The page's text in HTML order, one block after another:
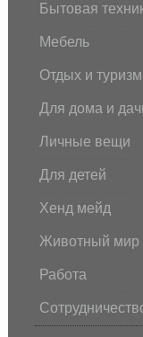
Бытовая
Мебель
Отдых и туризм
Для дома и
Личные вещи
Для детей
Хенд мейд
Животный мир
Работа